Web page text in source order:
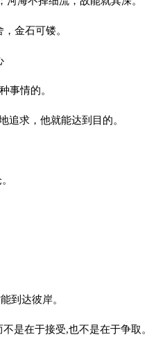
金石可镂。
事情的。
追求，他就能达到目的。
到达彼岸。
是在于接受,也不是在于争取。